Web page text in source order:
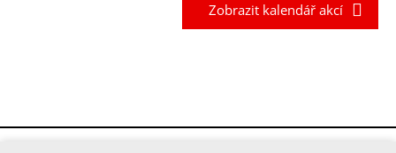
Zobrazit kalendář akcí